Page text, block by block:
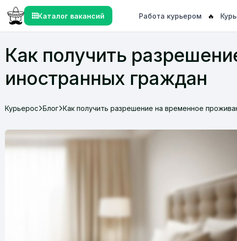
Каталог вакансий Работа курьером 🔥
Как получить
иностранных граждан
Курьерос Блог Как получить разрешение на временное